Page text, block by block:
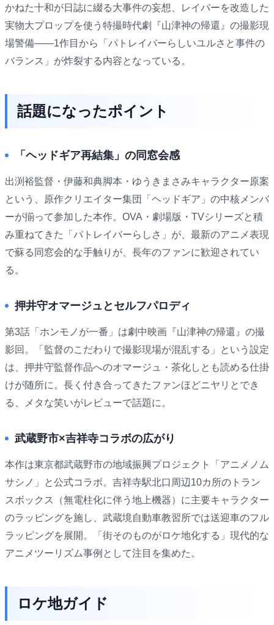
かねた十和が日誌に綴る大事件の妄想、レイバーを改造した
実物大プロップを使う特撮時代劇『山津神の帰還』の撮影現
場警備――1作目から「パトレイバーらしいユルさと事件の
バランス」が炸裂する内容となっている。
話題になったポイント
「ヘッドギア再結集」の同窓会感
出渕裕監督・伊藤和典脚本・ゆうきまさみキャラクター原案
という、原作クリエイター集団「ヘッドギア」の中核メンバ
ーが揃って参加した本作。OVA・劇場版・TVシリーズと積
み重ねてきた「パトレイバーらしさ」が、最新のアニメ表現
で蘇る同窓会的な手触りが、長年のファンに歓迎されてい
る。
押井守オマージュとセルフパロディ
第3話「ホンモノが一番」は劇中映画『山津神の帰還』の撮
影回。「監督のこだわりで撮影現場が混乱する」という設定
は、押井守監督作品へのオマージュ・茶化しとも読める仕掛
けが随所に。長く付き合ってきたファンほどニヤリとでき
る、メタな笑いがレビューで話題に。
武蔵野市×吉祥寺コラボの広がり
本作は東京都武蔵野市の地域振興プロジェクト「アニメノム
サシノ」と公式コラボ。吉祥寺駅北口周辺10カ所のトラン
スボックス（無電柱化に伴う地上機器）に主要キャラクター
のラッピングを施し、武蔵境自動車教習所では送迎車のフル
ラッピングを展開。「街そのものがロケ地化する」現代的な
アニメツーリズム事例として注目を集めた。
ロケ地ガイド